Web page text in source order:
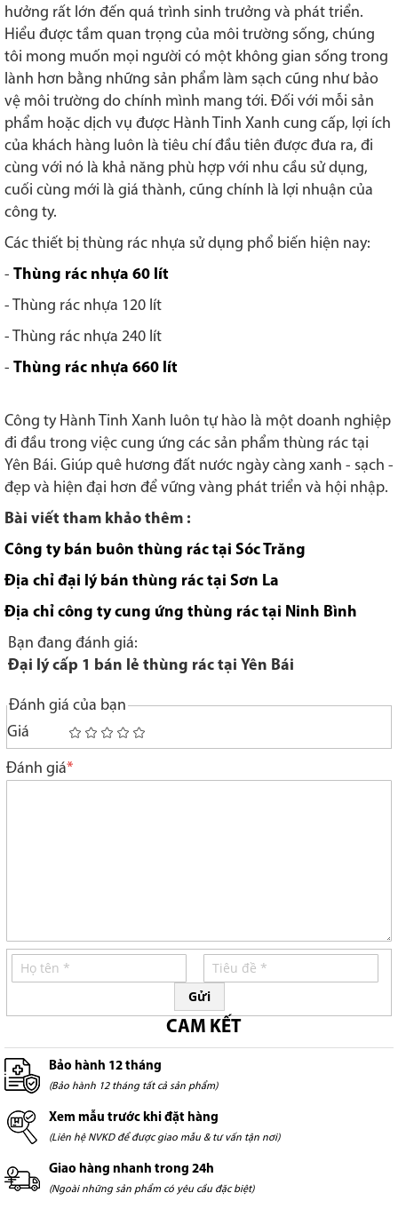
hưởng rất lớn đến quá trình sinh trưởng và phát triển.
Hiểu được tầm quan trọng của môi trường sống, chúng
tôi mong muốn mọi người có một không gian sống trong
lành hơn bằng những sản phẩm làm sạch cũng như bảo
vệ môi trường do chính mình mang tới. Đối với mỗi sản
phẩm hoặc dịch vụ được Hành Tinh Xanh cung cấp, lợi ích
của khách hàng luôn là tiêu chí đầu tiên được đưa ra, đi
cùng với nó là khả năng phù hợp với nhu cầu sử dụng,
cuối cùng mới là giá thành, cũng chính là lợi nhuận của
công ty.
Các thiết bị thùng rác nhựa sử dụng phổ biến hiện nay:
- Thùng rác nhựa 60 lít
- Thùng rác nhựa 120 lít
- Thùng rác nhựa 240 lít
- Thùng rác nhựa 660 lít
Công ty Hành Tinh Xanh luôn tự hào là một doanh nghiệp
đi đầu trong việc cung ứng các sản phẩm thùng rác tại
Yên Bái. Giúp quê hương đất nước ngày càng xanh - sạch -
đẹp và hiện đại hơn để vững vàng phát triển và hội nhập.
Bài viết tham khảo thêm :
Công ty bán buôn thùng rác tại Sóc Trăng
Địa chỉ đại lý bán thùng rác tại Sơn La
Địa chỉ công ty cung ứng thùng rác tại Ninh Bình
Bạn đang đánh giá:
Đại lý cấp 1 bán lẻ thùng rác tại Yên Bái
Đánh giá của bạn
Giá
1
star
2
stars
3
stars
4
stars
5
stars
Đánh giá
Gửi
CAM KẾT
Bảo hành 12 tháng
(Bảo hành 12 tháng tất cả sản phẩm)
Xem mẫu trước khi đặt hàng
(Liên hệ NVKD để được giao mẫu & tư vấn tận nơi)
Giao hàng nhanh trong 24h
(Ngoài những sản phẩm có yêu cầu đặc biệt)